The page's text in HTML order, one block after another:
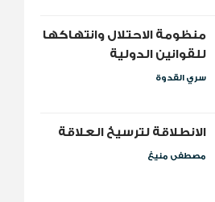
منظومة الاحتلال وانتهاكها
للقوانين الدولية
سري القدوة
الانطلاقة لترسيخ العلاقة
مصطفى منيغ